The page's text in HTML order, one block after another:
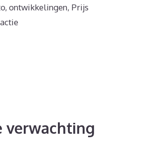
,ontwikkelingen, Prijs
verwachting